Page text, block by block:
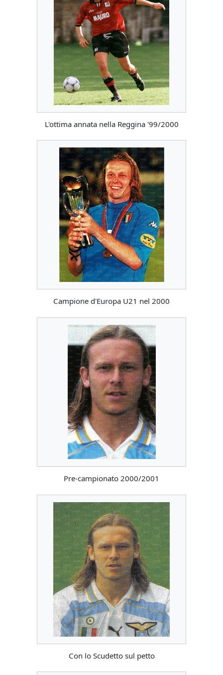
L'ottima annata nella Reggina '99/2000
Campione d'Europa U21 nel 2000
Pre-campionato 2000/2001
Con lo Scudetto sul petto